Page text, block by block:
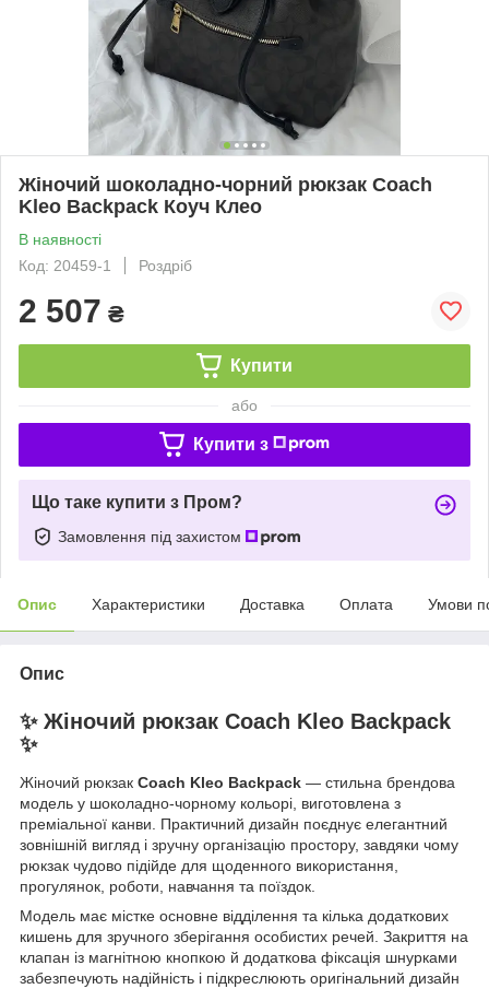
Жіночий шоколадно-чорний рюкзак Coach
Kleo Backpack Коуч Клео
В наявності
Код: 20459-1
Роздріб
2 507 ₴
Купити
або
Купити з
Що таке купити з Пром?
Замовлення під захистом
Опис Характеристики Доставка Оплата Умови
Опис
✨ Жіночий рюкзак Coach Kleo Backpack
✨
Жіночий рюкзак Coach Kleo Backpack — стильна брендова
модель у шоколадно-чорному кольорі, виготовлена з
преміальної канви. Практичний дизайн поєднує елегантний
зовнішній вигляд і зручну організацію простору, завдяки чому
рюкзак чудово підійде для щоденного використання,
прогулянок, роботи, навчання та поїздок.
Модель має містке основне відділення та кілька додаткових
кишень для зручного зберігання особистих речей. Закриття на
клапан із магнітною кнопкою й додаткова фіксація шнурками
забезпечують надійність і підкреслюють оригінальний дизайн